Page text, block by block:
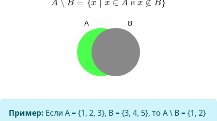
и
Пример: Если A = {1, 2, 3}, B = {3, 4, 5}, то A \ B = {1, 2}